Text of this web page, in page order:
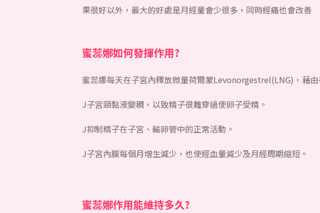
果很好以外，最大的好處是月經量會少很多，同時經痛也會改善
蜜蕊娜如何發揮作用?
蜜蕊娜每天在子宮內釋放微量荷爾蒙Levonorgestrel(LNG)，藉
J子宮頸黏液變稠，以致精子很難穿過使卵子受精。
J抑制精子在子宮、輸卵管中的正常活動。
J子宮內膜每個月增生減少，也使經血量減少及月經周期縮短。
蜜蕊娜作用能維持多久?